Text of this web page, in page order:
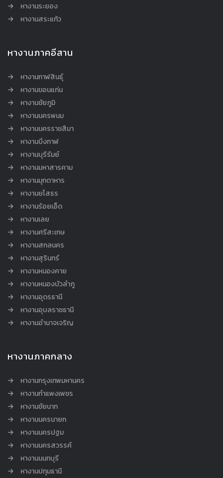
หางานระยอง
หางานสระแก้ว
หางานภาคอีสาน
หางานกาฬสินธุ์
หางานขอนแก่น
หางานชัยภูมิ
หางานนครพนม
หางานนครราชสีมา
หางานบึงกาฬ
หางานบุรีรัมย์
หางานมหาสารคาม
หางานมุกดาหาร
หางานยโสธร
หางานร้อยเอ็ด
หางานเลย
หางานศรีสะเกษ
หางานสกลนคร
หางานสุรินทร์
หางานหนองคาย
หางานหนองบัวลำภู
หางานอุดรธานี
หางานอุบลราชธานี
หางานอำนาจเจริญ
หางานภาคกลาง
หางานกรุงเทพมหานคร
หางานกำแพงเพชร
หางานชัยนาท
หางานนครนายก
หางานนครปฐม
หางานนครสวรรค์
หางานนนทบุรี
หางานปทุมธานี